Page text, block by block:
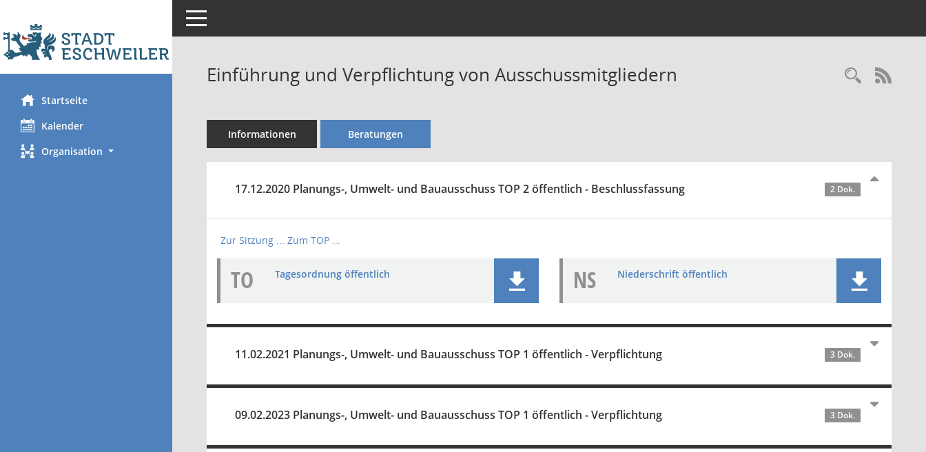
Startseite
Kalender
Organisation
Toggle navigation
Einführung und Verpflichtung von Ausschussmitgliedern
Informationen Beratungen
17.12.2020 Planungs-, Umwelt- und Bauausschuss TOP 2 öffentlich - Beschlussfassung 2 Dok.
Zur Sitzung ... Zum TOP ...
TO Tagesordnung öffentlich NS Niederschrift öffentlich
11.02.2021 Planungs-, Umwelt- und Bauausschuss TOP 1 öffentlich - Verpflichtung 3 Dok.
09.02.2023 Planungs-, Umwelt- und Bauausschuss TOP 1 öffentlich - Verpflichtung 3 Dok.